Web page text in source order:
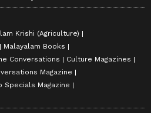
Krishi (Agriculture)
Malayalam Books
Conversations
Culture Magazines
Magazine
Specials Magazine